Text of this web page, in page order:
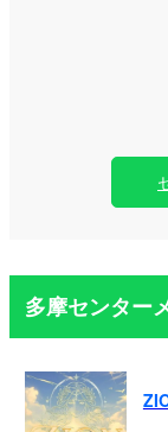
多摩センター